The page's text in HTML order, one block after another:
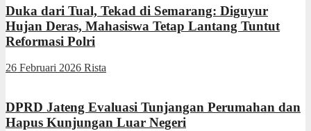
Duka dari Tual, Tekad di Semarang: Diguyur
Hujan Deras, Mahasiswa Tetap Lantang Tuntut
Reformasi Polri
26 Februari 2026 Rista
DPRD Jateng Evaluasi Tunjangan Perumahan dan
Hapus Kunjungan Luar Negeri